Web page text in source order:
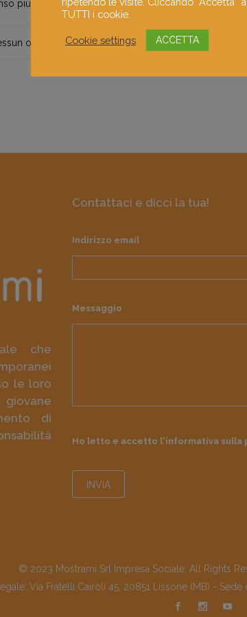
più puro e profondo.
opera caricata..
che
le loro
di
Contattaci e dicci la tua!
Indirizzo email
Messaggio
Ho letto e accetto l'informativa sulla
© 2023 Mostrami Srl Impresa Sociale, All Rights
Via Fratelli Cairoli 45, 20851 Lissone (MB) -
TUTTI i cookie.
Cookie settings ACCETTA